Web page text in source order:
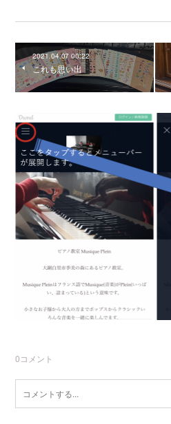
2021.04.07 00:22
これも思い出
0コメント